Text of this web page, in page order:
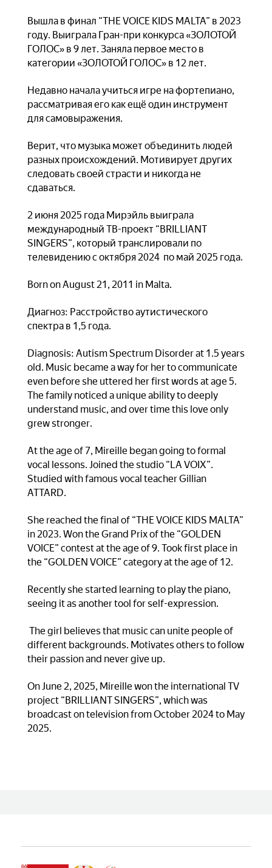
Вышла в финал “THE VOICE KIDS MALTA” в 2023
году. Выиграла Гран-при конкурса «ЗОЛОТОЙ
ГОЛОС» в 9 лет. Заняла первое место в
категории «ЗОЛОТОЙ ГОЛОС» в 12 лет.
Недавно начала учиться игре на фортепиано,
рассматривая его как ещё один инструмент
для самовыражения.
Верит, что музыка может объединить людей
разных происхождений. Мотивирует других
следовать своей страсти и никогда не
сдаваться.
2 июня 2025 года Мирэйль выиграла
международный ТВ-проект “BRILLIANT
SINGERS”, который транслировали по
телевидению с октября 2024 по май 2025 года.
Born on August 21, 2011 in Malta.
Диагноз: Расстройство аутистического
спектра в 1,5 года.
Diagnosis: Autism Spectrum Disorder at 1.5 years
old. Music became a way for her to communicate
even before she uttered her first words at age 5.
The family noticed a unique ability to deeply
understand music, and over time this love only
grew stronger.
At the age of 7, Mireille began going to formal
vocal lessons. Joined the studio “LA VOIX”.
Studied with famous vocal teacher Gillian
ATTARD.
She reached the final of “THE VOICE KIDS MALTA”
in 2023. Won the Grand Prix of the “GOLDEN
VOICE” contest at the age of 9. Took first place in
the “GOLDEN VOICE” category at the age of 12.
Recently she started learning to play the piano,
seeing it as another tool for self-expression.
The girl believes that music can unite people of
different backgrounds. Motivates others to follow
their passion and never give up.
On June 2, 2025, Mireille won the international TV
project “BRILLIANT SINGERS”, which was
broadcast on television from October 2024 to May
2025.